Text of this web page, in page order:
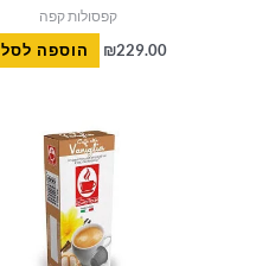
קפסולות קפה
₪229.00 הוספה לסל